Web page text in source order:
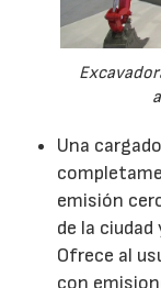
Una
emisión
de la
Ofrece al
con